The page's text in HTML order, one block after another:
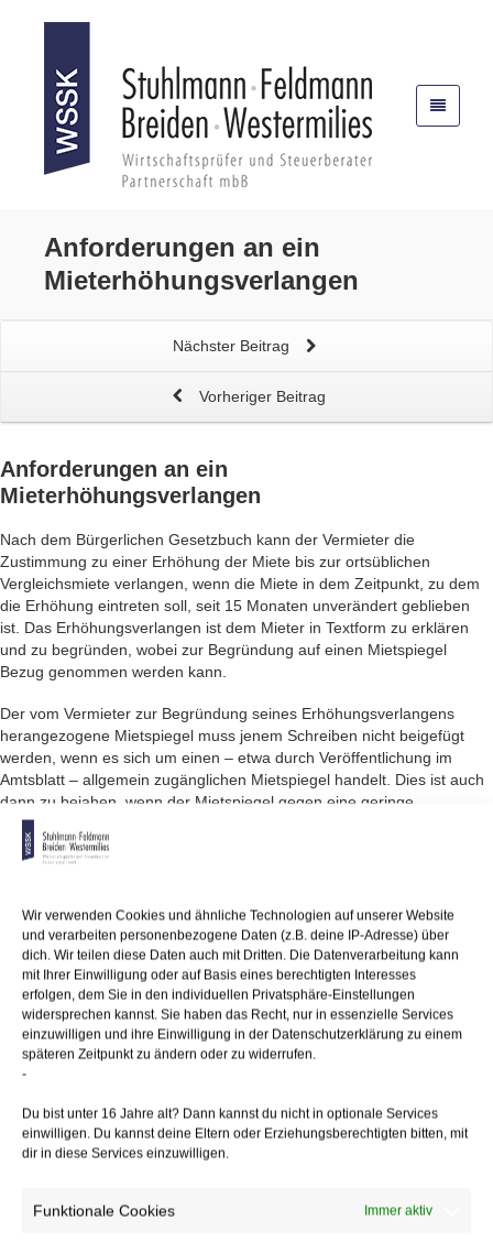
Wir verwenden Cookies und ähnliche Technologien auf unserer Website
und verarbeiten personenbezogene Daten (z.B. deine IP-Adresse) über
dich. Wir teilen diese Daten auch mit Dritten. Die Datenverarbeitung kann
mit Ihrer Einwilligung oder auf Basis eines berechtigten Interesses
erfolgen, dem Sie in den individuellen Privatsphäre-Einstellungen
widersprechen kannst. Sie haben das Recht, nur in essenzielle Services
einzuwilligen und ihre Einwilligung in der Datenschutzerklärung zu einem
späteren Zeitpunkt zu ändern oder zu widerrufen.
-
Du bist unter 16 Jahre alt? Dann kannst du nicht in optionale Services
einwilligen. Du kannst deine Eltern oder Erziehungsberechtigten bitten, mit
dir in diese Services einzuwilligen.
Funktionale Cookies Immer aktiv
Anforderungen an ein
Mieterhöhungsverlangen
Nächster Beitrag
Vorheriger Beitrag
Anforderungen an ein
Mieterhöhungsverlangen
Nach dem Bürgerlichen Gesetzbuch kann der Vermieter die
Zustimmung zu einer Erhöhung der Miete bis zur ortsüblichen
Vergleichsmiete verlangen, wenn die Miete in dem Zeitpunkt, zu dem
die Erhöhung eintreten soll, seit 15 Monaten unverändert geblieben
ist. Das Erhöhungsverlangen ist dem Mieter in Textform zu erklären
und zu begründen, wobei zur Begründung auf einen Mietspiegel
Bezug genommen werden kann.
Der vom Vermieter zur Begründung seines Erhöhungsverlangens
herangezogene Mietspiegel muss jenem Schreiben nicht beigefügt
werden, wenn es sich um einen – etwa durch Veröffentlichung im
Amtsblatt – allgemein zugänglichen Mietspiegel handelt. Dies ist auch
dann zu bejahen, wenn der Mietspiegel gegen eine geringe
Schutzgebühr (etwa 3 €) von privaten Vereinigungen an jedermann
abgegeben wird.
der Vermieter zur Erfüllung der formellen Voraussetzungen nicht in
jedem Fall angeben. Als entbehrlich hat der Bundesgerichtshof diese
Angabe ausdrücklich angesehen, wenn der Vermieter, der sein
Erhöhungsverlangen auf einen Mietspiegel stützt, der in Form von
Tabellenfeldern für Wohnungen einer bestimmten Kategorie jeweils
eine bestimmte Mietpreisspanne ausweist, das seiner Auffassung nach
einschlägige Mietspiegelfeld mitteilt. Denn in diesem Fall kann der
Mieter die maßgebliche Mietpreisspanne dem betreffenden